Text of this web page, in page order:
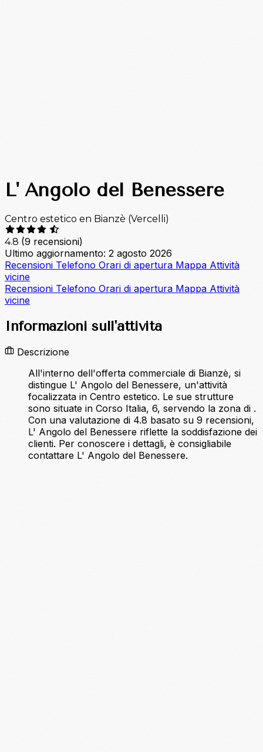
L' Angolo del Benessere
Centro estetico en Bianzè (Vercelli)
4.8 (9 recensioni)
Ultimo aggiornamento: 2 agosto 2026
Recensioni Telefono Orari di apertura Mappa Attività
vicine
Recensioni Telefono Orari di apertura Mappa Attività
vicine
Informazioni sull'attività
Descrizione
All'interno dell'offerta commerciale di Bianzè, si
distingue L' Angolo del Benessere, un'attività
focalizzata in Centro estetico. Le sue strutture
sono situate in Corso Italia, 6, servendo la zona di .
Con una valutazione di 4.8 basato su 9 recensioni,
L' Angolo del Benessere riflette la soddisfazione dei
clienti. Per conoscere i dettagli, è consigliabile
contattare L' Angolo del Benessere.